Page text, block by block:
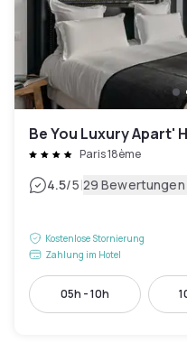
Be You Luxury Apart'
Paris 18ème
4.5/5|29 Bewertungen
Kostenlose Stornierung
Zahlung im Hotel
05h - 10h